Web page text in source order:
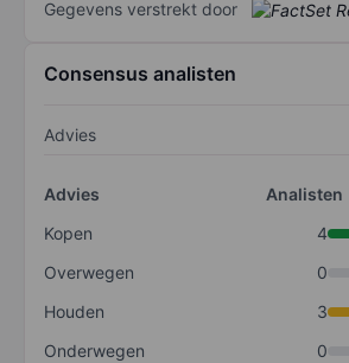
Gegevens verstrekt door
Consensus analisten
Advies
Advies
Analisten
Kopen
4
Overwegen
0
Houden
3
Onderwegen
0